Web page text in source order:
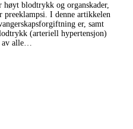
blodtrykk og organskader,
preeklampsi. I denne artikkelen
er, samt
(arteriell hypertensjon)
av alle…